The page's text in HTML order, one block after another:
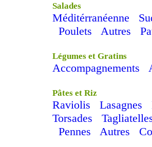
Salades
Méditérranéenne
Poulets
Autres
Légumes et Gratins
Accompagnements
Pâtes et Riz
Raviolis Lasagnes
Torsades
Pennes
Autres